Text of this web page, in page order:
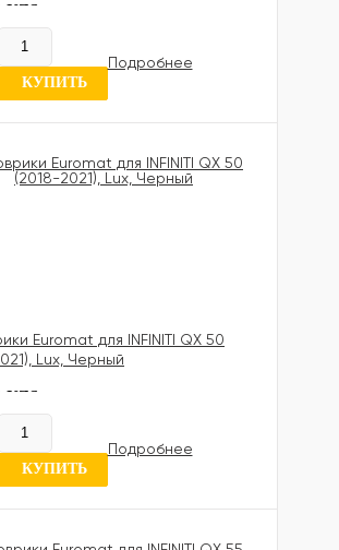
UZS
6 отзывов
КУПИТЬ
Подробнее
Euromat для INFINITI QX 50
Lux, Черный
UZS
0 отзывов
КУПИТЬ
Подробнее